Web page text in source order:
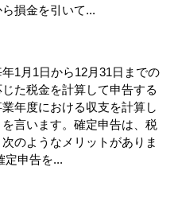
損金を引いて...
1月1日から12月31日までの
た税金を計算して申告する
年度における収支を計算し
言います。確定申告は、税
のようなメリットがありま
定申告を...